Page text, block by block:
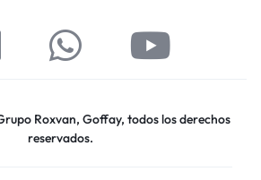
Roxvan, Goffay, todos los derechos
reservados.